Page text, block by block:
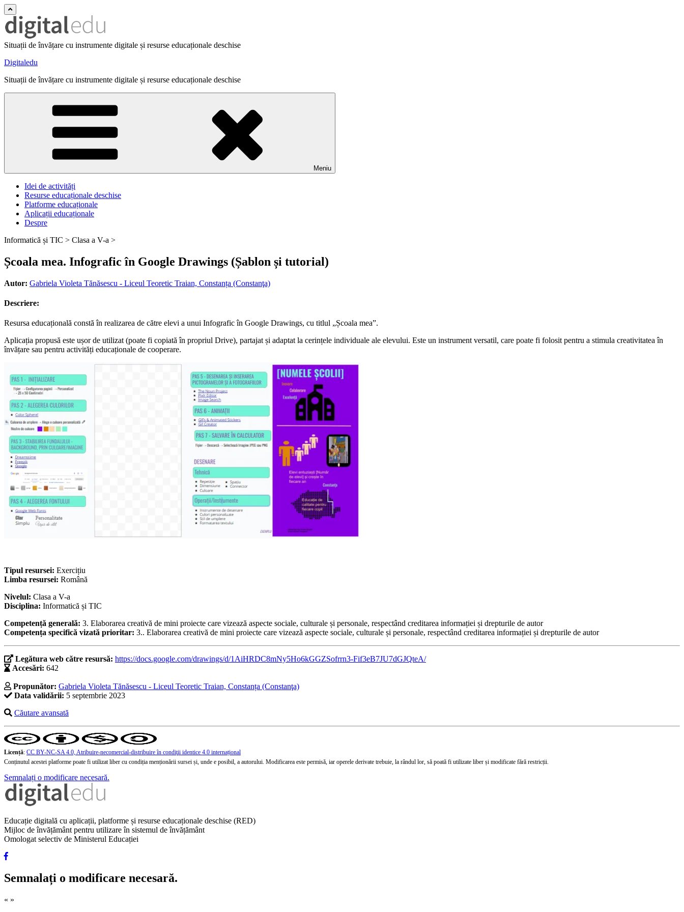
Situații de învățare cu instrumente digitale și resurse educaționale deschise
Digitaledu
Situații de învățare cu instrumente digitale și resurse educaționale deschise
Meniu
Idei de activități
Resurse educaționale deschise
Platforme educaționale
Aplicații educaționale
Despre
Informatică și TIC > Clasa a V-a >
Școala mea. Infografic în Google Drawings (Șablon și tutorial)
Autor: Gabriela Violeta Tănăsescu - Liceul Teoretic Traian, Constanța (Constanţa)
Descriere:
Resursa educațională constă în realizarea de către elevi a unui Infografic în Google Drawings, cu titlul „Școala mea”.
Aplicația propusă este ușor de utilizat (poate fi copiată în propriul Drive), partajat și adaptat la cerințele individuale ale elevului. Este un instrument versatil, care poate fi folosit pentru a stimula creativitatea în
învățare sau pentru activități educaționale de cooperare.
Tipul resursei: Exercițiu
Limba resursei: Română
Nivelul: Clasa a V-a
Disciplina: Informatică și TIC
Competență generală: 3. Elaborarea creativă de mini proiecte care vizează aspecte sociale, culturale și personale, respectând creditarea informației și drepturile de autor
Competența specifică vizată prioritar: 3.. Elaborarea creativă de mini proiecte care vizează aspecte sociale, culturale și personale, respectând creditarea informației și drepturile de autor
Legătura web către resursă: https://docs.google.com/drawings/d/1AiHRDC8mNy5Ho6kGGZSofrrn3-Fif3eB7JU7dGJQteA/
Accesări: 642
Propunător: Gabriela Violeta Tănăsescu - Liceul Teoretic Traian, Constanța (Constanţa)
Data validării: 5 septembrie 2023
Căutare avansată
Licență: CC BY-NC-SA 4.0, Atribuire-necomercial-distribuire în condiţii identice 4.0 internațional
Conținutul acestei platforme poate fi utilizat liber cu condiția menționării sursei și, unde e posibil, a autorului. Modificarea este permisă, iar operele derivate trebuie, la rândul lor, să poată fi utilizate liber și modificate fără restricții.
Semnalați o modificare necesară.
Educație digitală cu aplicații, platforme și resurse educaționale deschise (RED)
Mijloc de învățământ pentru utilizare în sistemul de învățământ
Omologat selectiv de Ministerul Educației
Semnalați o modificare necesară.
« »